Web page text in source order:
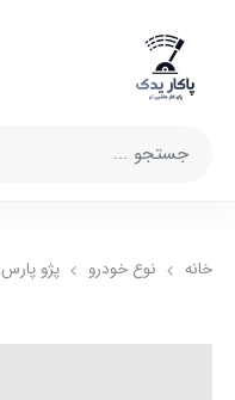
خانه نوع خودرو پژو پارس